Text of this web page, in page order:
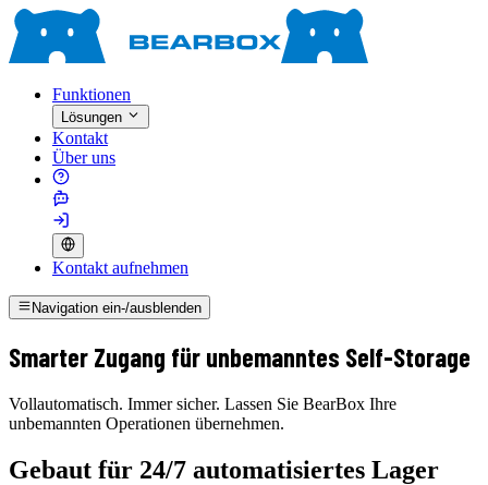
Funktionen
Lösungen
Kontakt
Über uns
Kontakt aufnehmen
Navigation ein-/ausblenden
Smarter Zugang für unbemanntes Self-Storage
Vollautomatisch. Immer sicher. Lassen Sie BearBox Ihre
unbemannten Operationen übernehmen.
Gebaut für 24/7 automatisiertes Lager